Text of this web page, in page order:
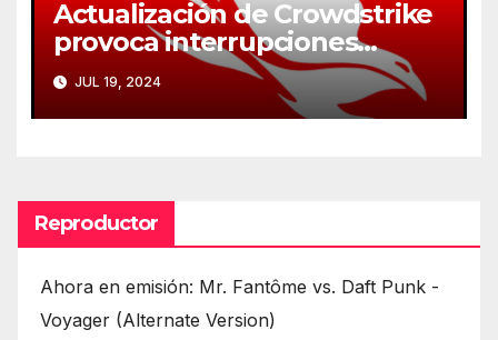
Actualización de Crowdstrike
provoca interrupciones
masivas en servicios críticos
JUL 19, 2024
Reproductor
Ahora en emisión: Mr. Fantôme vs. Daft Punk -
Voyager (Alternate Version)